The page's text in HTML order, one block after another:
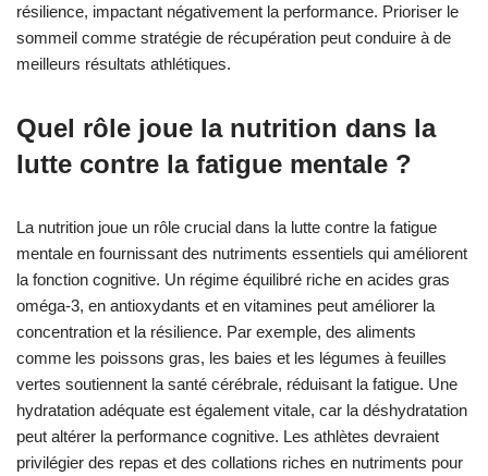
résilience, impactant négativement la performance. Prioriser le
sommeil comme stratégie de récupération peut conduire à de
meilleurs résultats athlétiques.
Quel rôle joue la nutrition dans la
lutte contre la fatigue mentale ?
La nutrition joue un rôle crucial dans la lutte contre la fatigue
mentale en fournissant des nutriments essentiels qui améliorent
la fonction cognitive. Un régime équilibré riche en acides gras
oméga-3, en antioxydants et en vitamines peut améliorer la
concentration et la résilience. Par exemple, des aliments
comme les poissons gras, les baies et les légumes à feuilles
vertes soutiennent la santé cérébrale, réduisant la fatigue. Une
hydratation adéquate est également vitale, car la déshydratation
peut altérer la performance cognitive. Les athlètes devraient
privilégier des repas et des collations riches en nutriments pour